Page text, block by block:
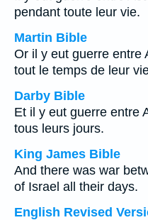
pendant toute leur vie.
Martin Bible
Or il y eut guerre entre
tout le temps de leur
Darby Bible
Et il y eut guerre entre
tous leurs jours.
King James Bible
And there was war
of Israel all their days.
English Revised